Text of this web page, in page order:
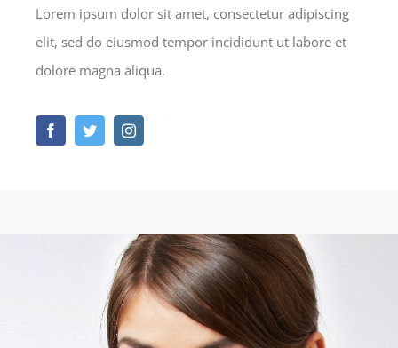
Lorem ipsum dolor sit amet, consectetur adipiscing
elit, sed do eiusmod tempor incididunt ut labore et
dolore magna aliqua.